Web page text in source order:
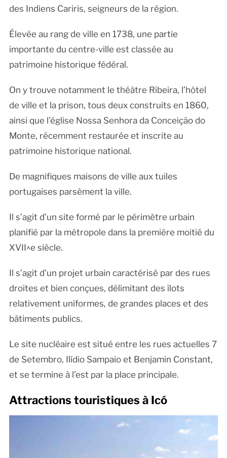
des Indiens Cariris, seigneurs de la région.
Élevée au rang de ville en 1738, une partie
importante du centre-ville est classée au
patrimoine historique fédéral.
On y trouve notamment le théâtre Ribeira, l’hôtel
de ville et la prison, tous deux construits en 1860,
ainsi que l’église Nossa Senhora da Conceição do
Monte, récemment restaurée et inscrite au
patrimoine historique national.
De magnifiques maisons de ville aux tuiles
portugaises parsèment la ville.
Il s’agit d’un site formé par le périmètre urbain
planifié par la métropole dans la première moitié du
XVII^e siècle.
Il s’agit d’un projet urbain caractérisé par des rues
droites et bien conçues, délimitant des îlots
relativement uniformes, de grandes places et des
bâtiments publics.
Le site nucléaire est situé entre les rues actuelles 7
de Setembro, Ilídio Sampaio et Benjamin Constant,
et se termine à l’est par la place principale.
Attractions touristiques à Icó